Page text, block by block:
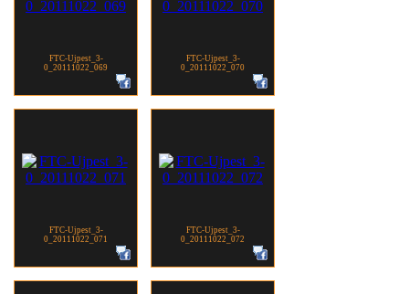
FTC-Ujpest_3-
0_20111022_069
FTC-Ujpest_3-
0_20111022_070
FTC-Ujpest_3-
0_20111022_071
FTC-Ujpest_3-
0_20111022_072